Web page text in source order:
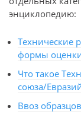
энциклопедию:
Технические
формы оценки
Что такое
союза/
Ввоз